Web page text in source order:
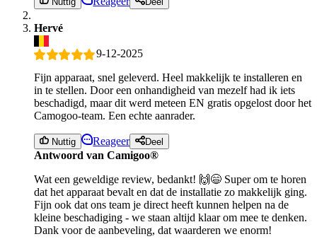
Hervé
9-12-2025
Fijn apparaat, snel geleverd. Heel makkelijk te installeren en
in te stellen. Door een onhandigheid van mezelf had ik iets
beschadigd, maar dit werd meteen EN gratis opgelost door het
Camogoo-team. Een echte aanrader.
Nuttig Reageer Deel
Antwoord van Camigoo®
Wat een geweldige review, bedankt! 🙌😄 Super om te horen
dat het apparaat bevalt en dat de installatie zo makkelijk ging.
Fijn ook dat ons team je direct heeft kunnen helpen na de
kleine beschadiging - we staan altijd klaar om mee te denken.
Dank voor de aanbeveling, dat waarderen we enorm!